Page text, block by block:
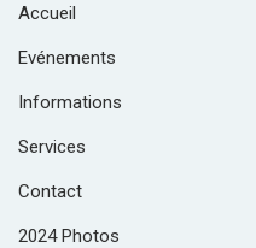
Accueil
Evénements
Informations
Services
Contact
2024 Photos